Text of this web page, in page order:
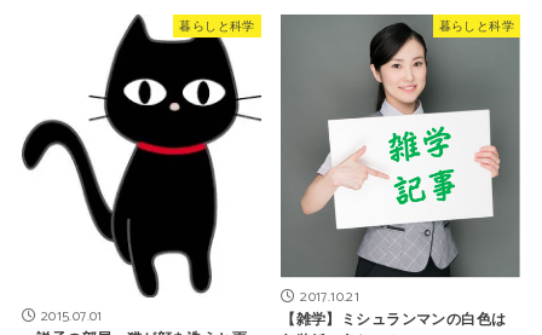
暮らしと科学
2015.07.01
暮らしと科学
2017.10.21
【雑学】ミシュランマンの白色は